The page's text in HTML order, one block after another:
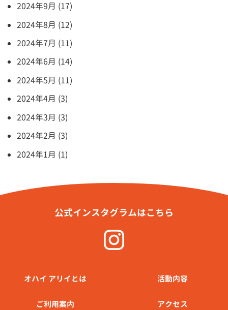
2024年9月 (17)
2024年8月 (12)
2024年7月 (11)
2024年6月 (14)
2024年5月 (11)
2024年4月 (3)
2024年3月 (3)
2024年2月 (3)
2024年1月 (1)
公式インスタグラムはこちら
オハイ アリイとは 活動内容
ご利⽤案内 アクセス